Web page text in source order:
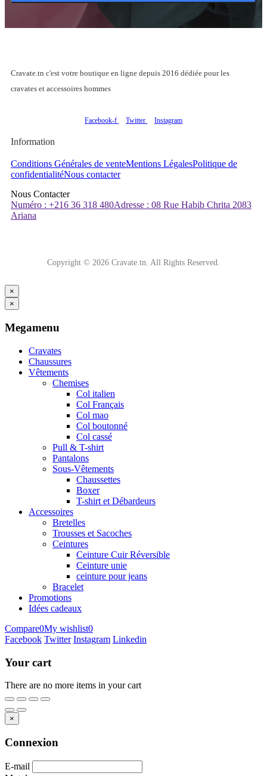
Cravate.tn c'est votre boutique en ligne depuis 2016 dédiée pour les
cravates et accessoires hommes
Facebook-f Twitter Instagram
Information
Conditions Générales de venteMentions LégalesPolitique de
confidentialitéNous contacter
Nous Contacter
Numéro : +216 36 318 480Adresse : 08 Rue Habib Chrita 2083
Ariana
Copyright © 2026 Cravate.tn. All Rights Reserved.
×
×
Megamenu
Cravates
Chaussures
Vêtements
Chemises
Col italien
Col Français
Col mao
Col boutonné
Col cassé
Pull & T-shirt
Pantalons
Sous-Vêtements
Chaussettes
Boxer
T-shirt et Débardeurs
Accessoires
Bretelles
Trousses et Sacoches
Ceintures
Ceinture Cuir Réversible
Ceinture unie
ceinture pour jeans
Bracelet
Promotions
Idées cadeaux
Compare0My wishlist0
Facebook Twitter Instagram Linkedin
Your cart
There are no more items in your cart
×
Connexion
E-mail